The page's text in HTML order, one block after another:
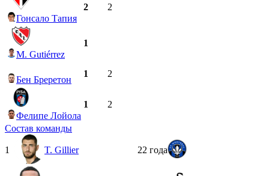
Гонсало Тапия
2 2
M. Gutiérrez
1
Бен Бреретон
1 2
Фелипе Лойола
1 2
Состав команды
1 T. Gillier 22 года